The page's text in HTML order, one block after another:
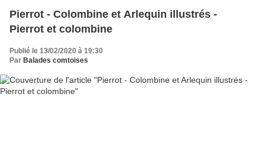
Pierrot - Colombine et Arlequin illustrés -
Pierrot et colombine
Publié le 13/02/2020 à 19:30
Par Balades comtoises